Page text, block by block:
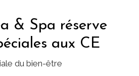
& Spa réserve
aux CE
du bien-être